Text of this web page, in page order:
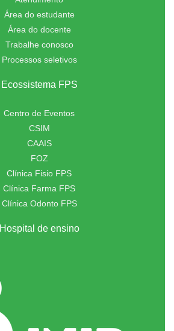
Área do estudante
Área do docente
Trabalhe conosco
Processos seletivos
Ecossistema FPS
Centro de Eventos
CSIM
CAAIS
FOZ
Clínica Fisio FPS
Clínica Farma FPS
Clínica Odonto FPS
Hospital de ensino